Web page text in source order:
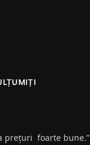
prețuri foarte bune.”